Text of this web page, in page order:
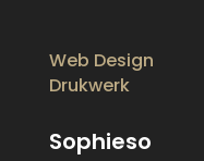
Web Design
Drukwerk
Sophieso